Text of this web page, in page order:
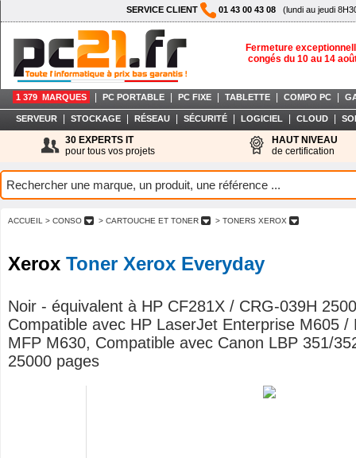
SERVICE CLIENT 01 43 00 43 08 (lundi au jeudi
Fermeture
congés du 10 au 14
1 379 MARQUES PC PORTABLE PC FIXE TABLETTE COMPO PC
SERVEUR STOCKAGE RÉSEAU SÉCURITÉ LOGICIEL CLOUD
30 EXPERTS IT
pour tous vos projets
HAUT NIVEAU
de certification
ACCUEIL > CONSO > CARTOUCHE ET TONER > TONERS XEROX
Xerox Toner Xerox Everyday
Noir - équivalent à HP CF281X / CRG-039H
Compatible avec HP LaserJet Enterprise M605 /
MFP M630, Compatible avec Canon LBP 351/
25000 pages